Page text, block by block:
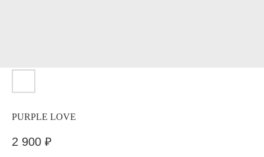
PURPLE LOVE
2 900 ₽